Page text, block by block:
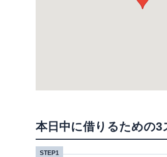
本日中に借りるための3
STEP1